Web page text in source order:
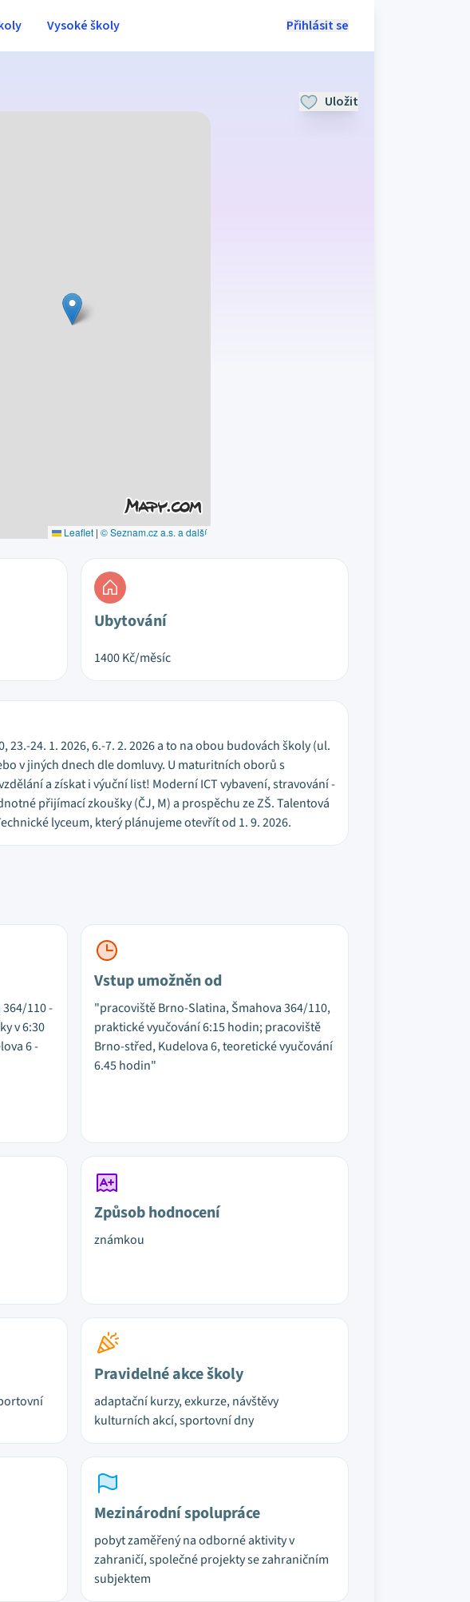
Přihlásit se
Vysoké školy
Uložit
Leaflet | © Seznam.cz a.s. a další
Ubytování
1400Kč/měsíc
23.-24. 1. 2026, 6.-7. 2. 2026 a to na obou budovách školy (ul.
v jiných dnech dle domluvy. U maturitních oborů s
a získat i výuční list! Moderní ICT vybavení, stravování -
přijímací zkoušky (ČJ, M) a prospěchu ze ZŠ. Talentová
lyceum, který plánujeme otevřít od 1. 9. 2026.
110 -
v 6:30
6 -
Vstup umožněn od
"pracoviště Brno-Slatina, Šmahova 364/110,
praktické vyučování 6:15 hodin; pracoviště
Brno-střed, Kudelova 6, teoretické vyučování
6.45 hodin"
Způsob hodnocení
známkou
Pravidelné akce školy
adaptační kurzy, exkurze, návštěvy
kulturních akcí, sportovní dny
Mezinárodní spolupráce
pobyt zaměřený na odborné aktivity v
zahraničí, společné projekty se zahraničním
subjektem